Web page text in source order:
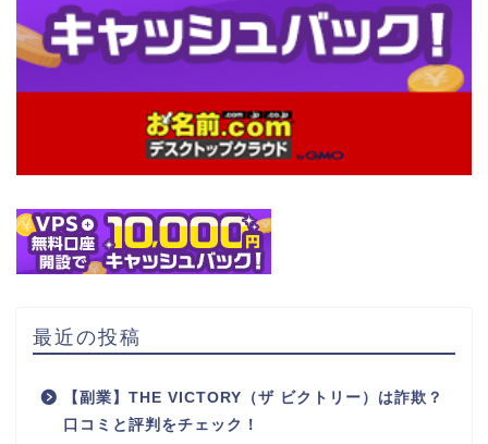
最近の投稿
【副業】THE VICTORY（ザ ビクトリー）は詐欺？
口コミと評判をチェック！